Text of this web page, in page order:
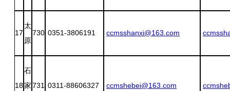
17
太
原
730 0351-3806191 ccmsshanxi@163.com
18
石
家731 0311-88606327 ccmshebei@163.com